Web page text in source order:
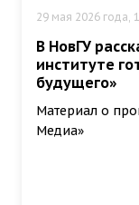
29 мая 2026 года,
В НовГУ
институте
будущего»
Материал о
Медиа»